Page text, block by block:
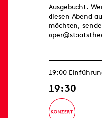
Ausgebucht.
diesen Abend
möchten,
19:00
19:30